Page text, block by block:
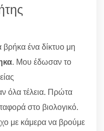
ένα δίκτυο μη
. Μου έδωσαν το
όλα τέλεια. Πρώτα
στο βιολογικό.
με κάμερα να βρούμε